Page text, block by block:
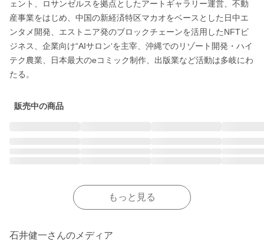
ェント、ロサンゼルスを拠点としたアートギャラリー運営、不動
産事業をはじめ、中国の新経済特区マカオをベースとした日中エ
ンタメ開発、エストニア発のブロックチェーンを活用したNFTビ
ジネス、企業向け“AIサロン‘を主宰、沖縄でのリゾート開発・ハイ
テク農業、日本最大のeコミック制作、出版業など活動は多岐にわ
販売中の商品
もっと見る
石井健一さんのメディア